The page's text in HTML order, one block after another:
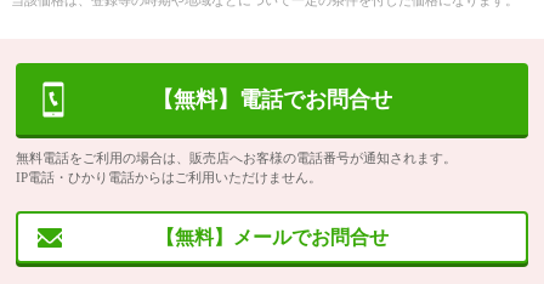
【無料】電話でお問合せ
無料電話をご利用の場合は、販売店へお客様の電話番号が通知されます。
IP電話・ひかり電話からはご利用いただけません。
【無料】メールでお問合せ